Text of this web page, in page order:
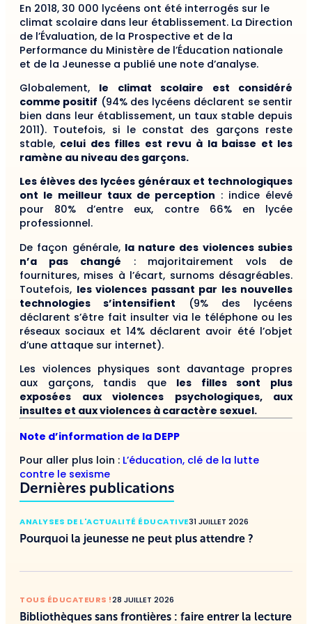
En 2018, 30 000 lycéens ont été interrogés sur le
climat scolaire dans leur établissement. La Direction
de l’Évaluation, de la Prospective et de la
Performance du Ministère de l’Éducation nationale
et de la Jeunesse a publié une note d’analyse.
Globalement, le climat scolaire est considéré
comme positif (94% des lycéens déclarent se sentir
bien dans leur établissement, un taux stable depuis
2011). Toutefois, si le constat des garçons reste
stable, celui des filles est revu à la baisse et les
ramène au niveau des garçons.
Les élèves des lycées généraux et technologiques
ont le meilleur taux de perception : indice élevé
pour 80% d’entre eux, contre 66% en lycée
professionnel.
De façon générale, la nature des violences subies
n’a pas changé : majoritairement vols de
fournitures, mises à l’écart, surnoms désagréables.
Toutefois, les violences passant par les nouvelles
technologies s’intensifient (9% des lycéens
déclarent s’être fait insulter via le téléphone ou les
réseaux sociaux et 14% déclarent avoir été l’objet
d’une attaque sur internet).
Les violences physiques sont davantage propres
aux garçons, tandis que les filles sont plus
exposées aux violences psychologiques, aux
insultes et aux violences à caractère sexuel.
Note d’information de la DEPP
Pour aller plus loin : L’éducation, clé de la lutte
contre le sexisme
Dernières publications
ANALYSES DE L'ACTUALITÉ ÉDUCATIVE31 JUILLET 2026
Pourquoi la jeunesse ne peut plus attendre ?
TOUS ÉDUCATEURS !28 JUILLET 2026
Bibliothèques sans frontières : faire entrer la lecture